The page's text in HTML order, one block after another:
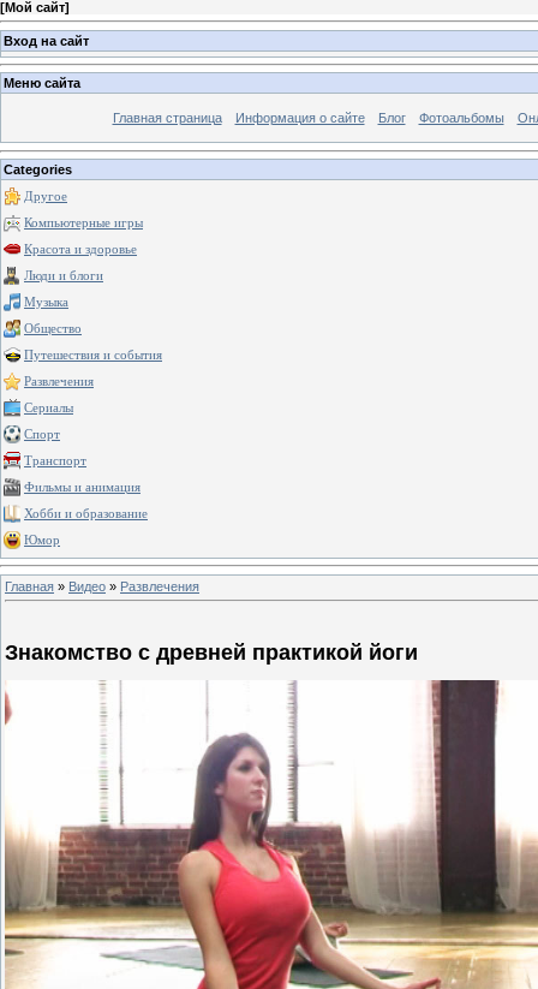
[Мой сайт]
Вход на сайт
Меню сайта
Главная страница Информация о сайте Блог Фотоальбомы
Categories
Другое
Компьютерные игры
Красота и здоровье
Люди и блоги
Музыка
Общество
Путешествия и события
Развлечения
Сериалы
Спорт
Транспорт
Фильмы и анимация
Хобби и образование
Юмор
Главная » Видео » Развлечения
Знакомство с древней практикой йоги